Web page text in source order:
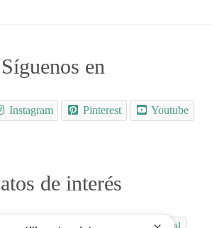
Síguenos en
Instagram Pinterest Youtube
de interés